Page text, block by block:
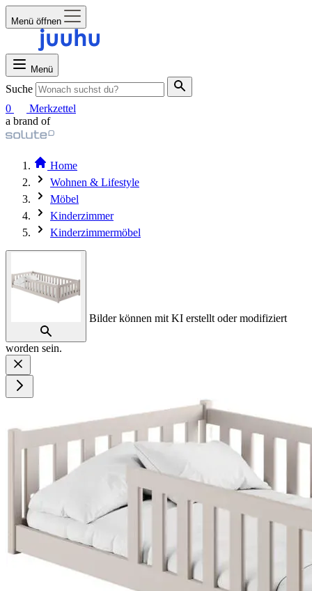
Menü öffnen
Menü
Suche
0
Merkzettel
a brand of
Home
Wohnen & Lifestyle
Möbel
Kinderzimmer
Kinderzimmermöbel
Bilder können mit KI erstellt oder modifiziert
worden sein.